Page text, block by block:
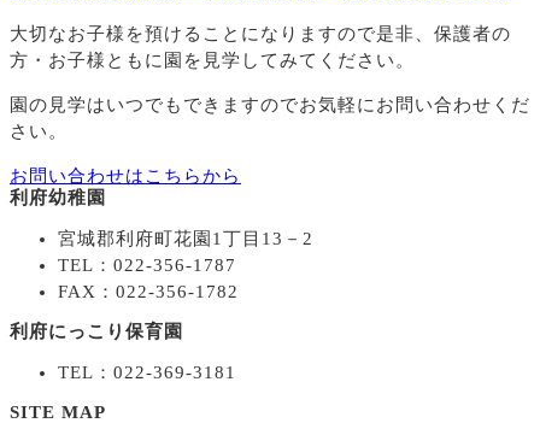
大切なお子様を預けることになりますので是非、保護者の
方・お子様ともに園を見学してみてください。
園の見学はいつでもできますのでお気軽にお問い合わせくだ
さい。
お問い合わせはこちらから
利府幼稚園
宮城郡利府町花園1丁目13－2
TEL：022-356-1787
FAX：022-356-1782
利府にっこり保育園
TEL：022-369-3181
SITE MAP